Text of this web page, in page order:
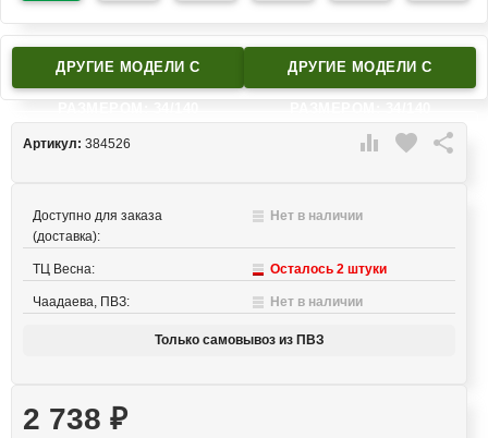
ДРУГИЕ МОДЕЛИ C ДРУГИЕ МОДЕЛИ C
 favorite 
Артикул: 384526
Доступно для заказа
(доставка):
Нет в наличии
ТЦ Весна: Осталось 2 штуки
Чаадаева, ПВЗ: Нет в наличии
Только самовывоз из ПВЗ
2 738 ₽